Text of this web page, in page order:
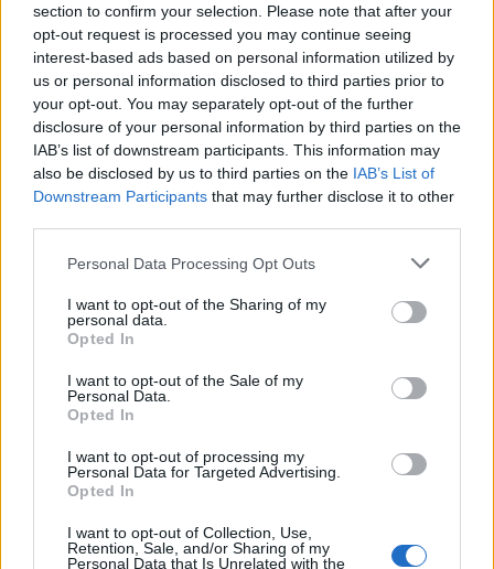
section to confirm your selection. Please note that after your
opt-out request is processed you may continue seeing
interest-based ads based on personal information utilized by
us or personal information disclosed to third parties prior to
your opt-out. You may separately opt-out of the further
disclosure of your personal information by third parties on the
IAB’s list of downstream participants. This information may
also be disclosed by us to third parties on the IAB’s List of
Downstream Participants that may further disclose it to other
Personal Data Processing Opt Outs
I want to opt-out of the Sharing of my
personal data.
Opted In
I want to opt-out of the Sale of my
Personal Data.
Opted In
I want to opt-out of processing my
Personal Data for Targeted Advertising.
Opted In
I want to opt-out of Collection, Use,
Retention, Sale, and/or Sharing of my
Personal Data that Is Unrelated with the
Κάνε διαλλείματα. Απόλαυσε τις στιγμές.Δώσε
στον εαυτό σου την άδεια να πατήσει «παύση» και
απλά να «είσαι». Σίγουρα μία λυτρωτική
διαδικασία, με μία γλυκιά προσέγγιση από εσένα
προς εσένα. Και αν αυτό να ακούγεται επαναστατικό,
ίσως και να είναι.
Οι περισσότεροι πιστεύουν πως αυτές ακριβώς οι
πρακτικές, της παύσης, της απραξίας κλπ μπορούν
να εφαρμοστούν μόνο σε περιόδους διακοπών και
εξορμήσεις Σαββατοκύριακου. Αλλά σύμφωνα με
μελέτες τουINSEAD, η εφαρμογή αυτών στην
καθημερινότητα μας μπορούν να αποφέρουν πολύ
πιο θετικά αποτελέσματα απ’ όσο φαντάζεσαι:«Το